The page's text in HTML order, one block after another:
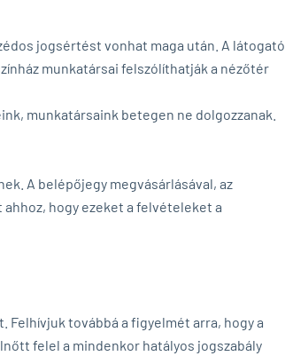
jogsértést vonhat maga után. A látogató
munkatársai felszólíthatják a nézőtér
munkatársaink betegen ne dolgozzanak.
A belépőjegy megvásárlásával, az
hogy ezeket a felvételeket a
továbbá a figyelmét arra, hogy a
felel a mindenkor hatályos jogszabály